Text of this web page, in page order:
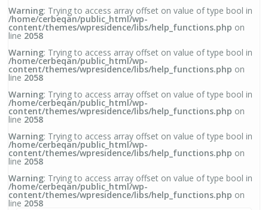
Warning: Trying to access array offset on value of type bool in
/home/cerbeqan/public_html/wp-
content/themes/wpresidence/libs/help_functions.php on
line 2058
Warning: Trying to access array offset on value of type bool in
/home/cerbeqan/public_html/wp-
content/themes/wpresidence/libs/help_functions.php on
line 2058
Warning: Trying to access array offset on value of type bool in
/home/cerbeqan/public_html/wp-
content/themes/wpresidence/libs/help_functions.php on
line 2058
Warning: Trying to access array offset on value of type bool in
/home/cerbeqan/public_html/wp-
content/themes/wpresidence/libs/help_functions.php on
line 2058
Warning: Trying to access array offset on value of type bool in
/home/cerbeqan/public_html/wp-
content/themes/wpresidence/libs/help_functions.php on
line 2058